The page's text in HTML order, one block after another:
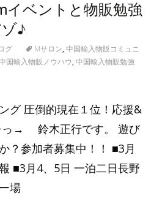
イベントと物販勉強
♪
グ Mサロン,中国輸入物販コミュニ
国輸入物販ノウハウ,中国輸入物販勉強
グ 圧倒的現在１位！応援&
っ→ 鈴木正行です。 遊び
？参加者募集中！！ ■3月
■3月4、5日 一泊二日長野
場